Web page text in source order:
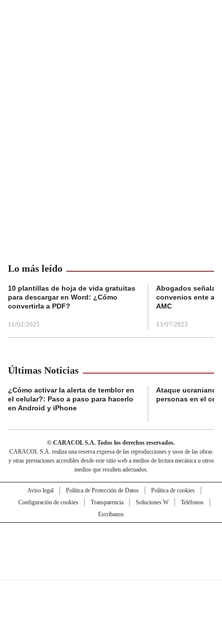
Lo más leído
10 plantillas de hoja de vida gratuitas
para descargar en Word: ¿Cómo
convertirla a PDF?
11/02/2025
Abogados
convenios ente
AMC
13/07/2023
Últimas Noticias
¿Cómo activar la alerta de temblor en
el celular?: Paso a paso para hacerlo
en Android y iPhone
Ataque ucraniano
personas en el
© CARACOL S.A. Todos los derechos reservados.
CARACOL S.A. realiza una reserva expresa de las reproducciones y usos de las obras
y otras prestaciones accesibles desde este sitio web a medios de lectura mecánica u otros
medios que resulten adecuados.
Aviso legal Política de Protección de Datos
Política de cookies
Configuración de cookies
Transparencia Soluciones W
Teléfonos
Escríbanos